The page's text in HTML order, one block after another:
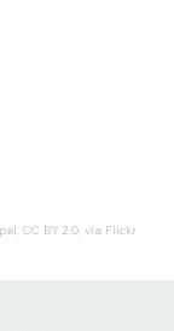
CC BY 2.0, vía Flickr